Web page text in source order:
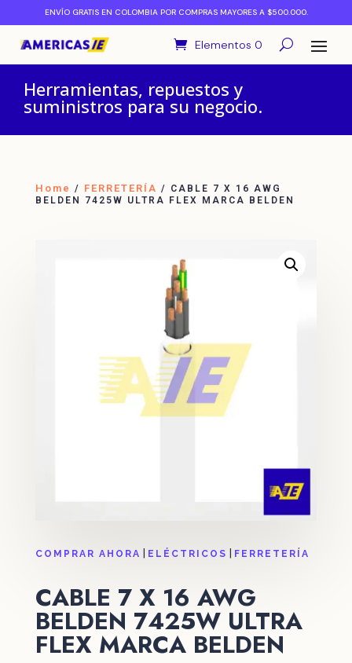
ENVÍO GRATIS EN COLOMBIA POR COMPRAS MAYORES A $500.000.
Elementos 0
Herramientas, repuestos y
suministros para su negocio.
Home / FERRETERÍA / CABLE 7 X 16 AWG
BELDEN 7425W ULTRA FLEX MARCA BELDEN
COMPRAR AHORA ELÉCTRICOS FERRETERÍA
CABLE 7 X 16 AWG
BELDEN 7425W ULTRA
FLEX MARCA BELDEN